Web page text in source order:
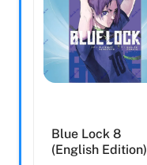
Blue Lock 8
(English Edition)